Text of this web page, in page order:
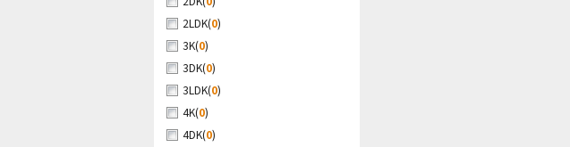
2LDK(0)
3K(0)
3DK(0)
3LDK(0)
4K(0)
4DK(0)